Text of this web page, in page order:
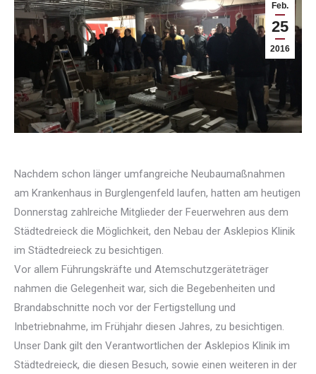
Feb.
25
2016
Nachdem schon länger umfangreiche Neubaumaßnahmen
am Krankenhaus in Burglengenfeld laufen, hatten am heutigen
Donnerstag zahlreiche Mitglieder der Feuerwehren aus dem
Städtedreieck die Möglichkeit, den Nebau der Asklepios Klinik
im Städtedreieck zu besichtigen.
Vor allem Führungskräfte und Atemschutzgeräteträger
nahmen die Gelegenheit war, sich die Begebenheiten und
Brandabschnitte noch vor der Fertigstellung und
Inbetriebnahme, im Frühjahr diesen Jahres, zu besichtigen.
Unser Dank gilt den Verantwortlichen der Asklepios Klinik im
Städtedreieck, die diesen Besuch, sowie einen weiteren in der